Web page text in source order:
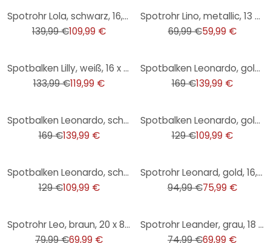
Spotrohr Lola, schwarz, 16,5 x 84 cm, Metall Strahler
139,99 €109,99 €
Spotrohr Lino, metallic, 13 x 71 cm, Metall Strahler
69,99 €59,99 €
Spotbalken Lilly, weiß, 16 x 70 cm, Innenleuchte
133,99 €119,99 €
Spotbalken Leonardo, gold, 12,1 x 22 cm, Metall, goldene deckenstrahler
169 €139,99 €
Spotbalken Leonardo, schwarz, 12,1 x 22 cm, Metall Deckenstrahler
169 €139,99 €
Spotbalken Leonardo, gold, 12,1 x 53 cm, Metall Deckenstrahler
129 €109,99 €
Spotbalken Leonardo, schwarz, 12,1 x 53 cm, Metall Dreifacher Deckenstrahler
129 €109,99 €
Spotrohr Leonard, gold, 16,8 x 76,5 cm, Metall Strahler
94,99 €75,99 €
Spotrohr Leo, braun, 20 x 8,4 cm, Metall Deckenspots, dimmbar
79,99 €69,99 €
Spotrohr Leander, grau, 18 x 86 cm, Glas Lampe
74,99 €69,99 €